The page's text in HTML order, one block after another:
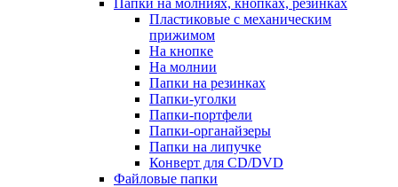
Папки на молниях, кнопках, резинках
Пластиковые с механическим
прижимом
На кнопке
На молнии
Папки на резинках
Папки-уголки
Папки-портфели
Папки-органайзеры
Папки на липучке
Конверт для CD/DVD
Файловые папки